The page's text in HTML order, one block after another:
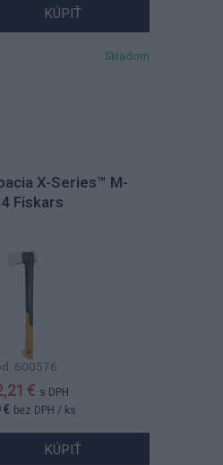
KÚPIŤ
Skladom
X-Series™ M-
Fiskars
600576
€ s DPH
€ bez DPH / ks
KÚPIŤ